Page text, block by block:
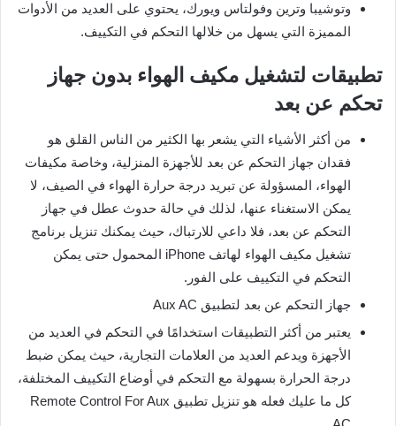
وتوشيبا وترين وفولتاس ويورك، يحتوي على العديد من الأدوات
المميزة التي يسهل من خلالها التحكم في التكييف.
تطبيقات لتشغيل مكيف الهواء بدون جهاز
تحكم عن بعد
من أكثر الأشياء التي يشعر بها الكثير من الناس القلق هو
فقدان جهاز التحكم عن بعد للأجهزة المنزلية، وخاصة مكيفات
الهواء، المسؤولة عن تبريد درجة حرارة الهواء في الصيف، لا
يمكن الاستغناء عنها، لذلك في حالة حدوث عطل في جهاز
التحكم عن بعد، فلا داعي للارتباك، حيث يمكنك تنزيل برنامج
تشغيل مكيف الهواء لهاتف iPhone المحمول حتى يمكن
التحكم في التكييف على الفور.
جهاز التحكم عن بعد لتطبيق Aux AC
يعتبر من أكثر التطبيقات استخدامًا في التحكم في العديد من
الأجهزة ويدعم العديد من العلامات التجارية، حيث يمكن ضبط
درجة الحرارة بسهولة مع التحكم في أوضاع التكييف المختلفة،
كل ما عليك فعله هو تنزيل تطبيق Remote Control For Aux